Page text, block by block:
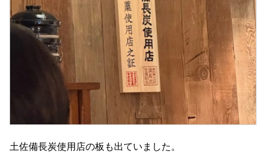
土佐備長炭使用店の板も出ていました。